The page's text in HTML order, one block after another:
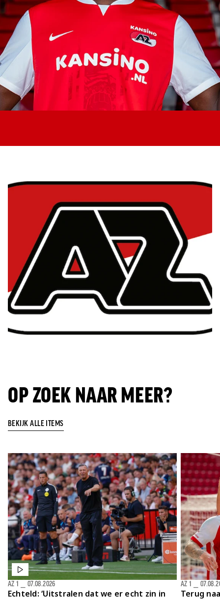
Jong AZ
Seizoenkaart
OP ZOEK NAAR MEER?
BEKIJK ALLE ITEMS
Echteld: ‘Uitstralen dat we er echt zin in
AZ 1 07.08.2026
Terug
AZ 1